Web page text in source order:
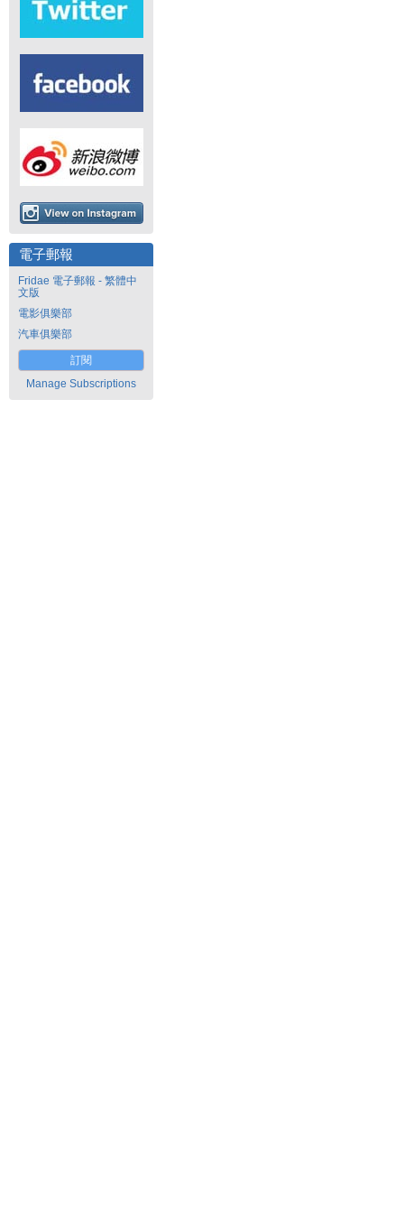
電子郵報
Fridae 電子郵報 - 繁體中
文版
電影俱樂部
汽車俱樂部
訂閱
Manage Subscriptions